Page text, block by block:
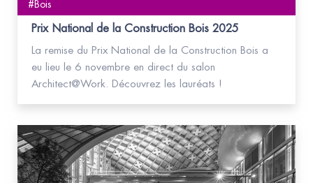
#Bois
Prix National de la Construction Bois 2025
La remise du Prix National de la Construction Bois a
eu lieu le 6 novembre en direct du salon
Architect@Work. Découvrez les lauréats !